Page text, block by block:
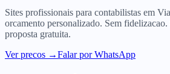
Sites profissionais para contabilistas em
orcamento personalizado. Sem
proposta gratuita.
Ver precos →Falar por WhatsApp